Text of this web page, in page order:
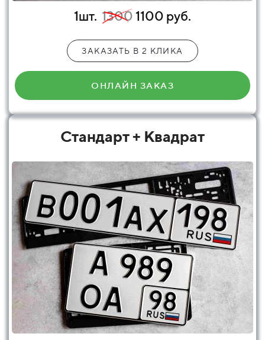
1шт. 13001100 руб.
ЗАКАЗАТЬ В 2 КЛИКА
ОНЛАЙН ЗАКАЗ
Стандарт + Квадрат